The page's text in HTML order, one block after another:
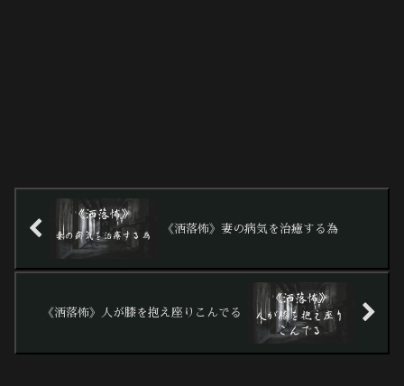
《洒落怖》妻の病気を治癒する為
《洒落怖》人が膝を抱え座りこんでる